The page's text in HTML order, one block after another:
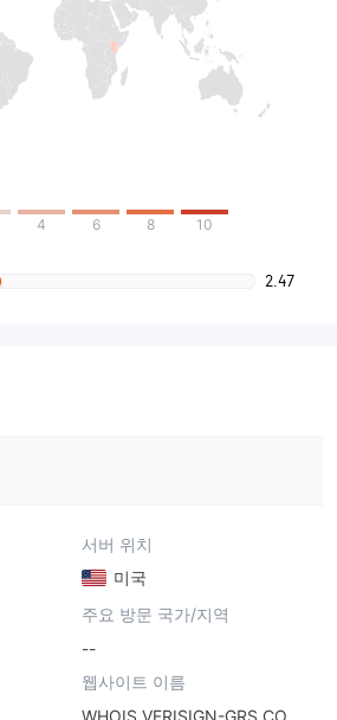
4 6 8 10
2.47
서버 위치
미국
주요 방문 국가/지역
--
웹사이트 이름
WHOIS.VERISIGN-GRS.CO